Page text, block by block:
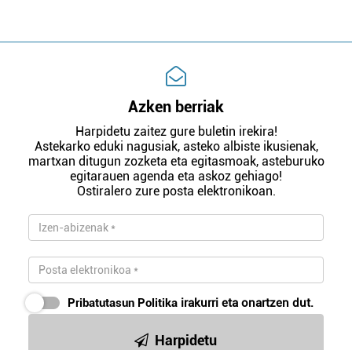
Azken berriak
Harpidetu zaitez gure buletin irekira!
Astekarko eduki nagusiak, asteko albiste ikusienak,
martxan ditugun zozketa eta egitasmoak, asteburuko
egitarauen agenda eta askoz gehiago!
Ostiralero zure posta elektronikoan.
Pribatutasun Politika irakurri eta onartzen dut.
Harpidetu